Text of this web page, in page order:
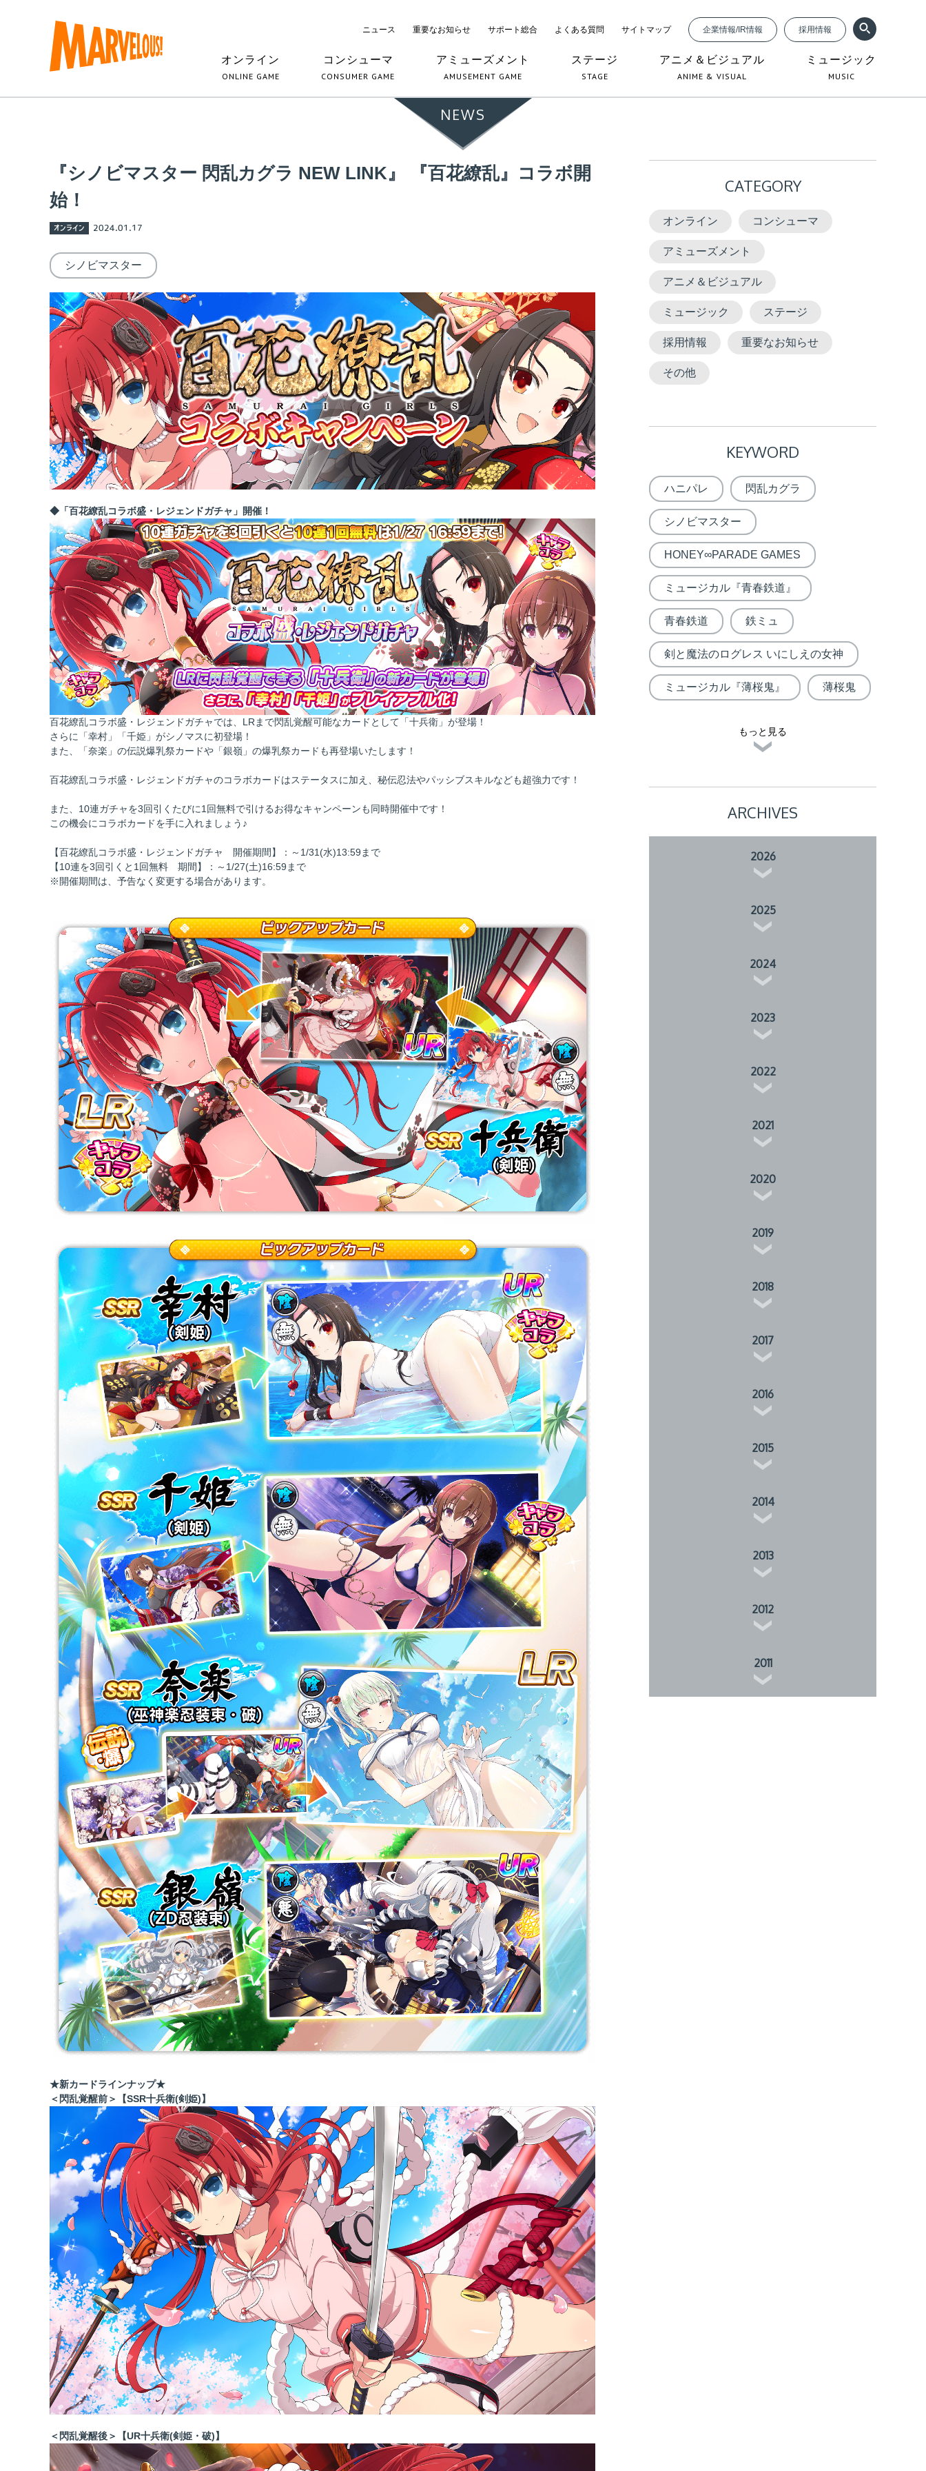
ニュース 重要なお知らせ サポート総合 よくある質問 サイトマップ 企業情報/IR情報 採用情報
オンライン
ONLINE GAME
コンシューマ
CONSUMER GAME
アミューズメント
AMUSEMENT GAME
ステージ
STAGE
アニメ＆ビジュアル
ANIME & VISUAL
ミュージック
MUSIC
NEWS
『シノビマスター 閃乱カグラ NEW LINK』 『百花繚乱』コラボ開
始！
オンライン 2024.01.17
シノビマスター
◆ 「百花繚乱コラボ盛・レジェンドガチャ」開催！
百花繚乱コラボ盛・レジェンドガチャでは、LRまで閃乱覚醒可能なカードとして「十兵衛」が登場！
さらに「幸村」「千姫」がシノマスに初登場！
また、「奈楽」の伝説爆乳祭カードや「銀嶺」の爆乳祭カードも再登場いたします！
百花繚乱コラボ盛・レジェンドガチャのコラボカードはステータスに加え、秘伝忍法やパッシブスキルなども超強力です！
また、10連ガチャを3回引くたびに1回無料で引けるお得なキャンペーンも同時開催中です！
この機会にコラボカードを手に入れましょう♪
【百花繚乱コラボ盛・レジェンドガチャ 開催期間】：～1/31(水)13:59まで
【10連を3回引くと1回無料 期間】：～1/27(土)16:59まで
※開催期間は、予告なく変更する場合があります。
★新カードラインナップ★
＜閃乱覚醒前＞【SSR十兵衛(剣姫)】
＜閃乱覚醒後＞【UR十兵衛(剣姫・破)】
CATEGORY
オンライン コンシューマ
アミューズメント
アニメ＆ビジュアル
ミュージック ステージ
採用情報 重要なお知らせ
その他
KEYWORD
ハニパレ 閃乱カグラ
シノビマスター
HONEY∞PARADE GAMES
ミュージカル『青春鉄道』
青春鉄道 鉄ミュ
剣と魔法のログレス いにしえの女神
ミュージカル『薄桜鬼』 薄桜鬼
もっと見る
ARCHIVES
2026
2025
2024
2023
2022
2021
2020
2019
2018
2017
2016
2015
2014
2013
2012
2011